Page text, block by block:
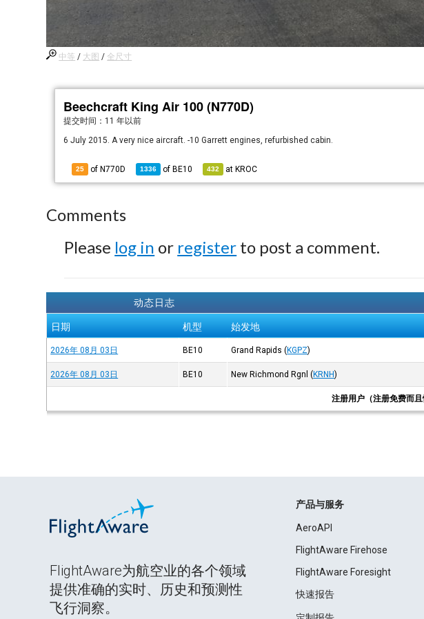
中等 / 大图 / 全尺寸
Beechcraft King Air 100 (N770D)
提交时间： 11 年以前
6 July 2015. A very nice aircraft. -10 Garrett engines, refurbished cabin.
25 of N770D 1336 of BE10 432 at KROC
Comments
Please log in or register to post a comment.
动态日志
日期 机型 始发地
2026年 08月 03日 BE10 Grand Rapids (KGPZ)
2026年 08月 03日 BE10 New Richmond Rgnl (KRNH)
注册用户（注册免费而
FlightAware为航空业的各个领域
提供准确的实时、历史和预测性
飞行洞察。
产品与服务
AeroAPI
FlightAware Firehose
FlightAware Foresight
快速报告